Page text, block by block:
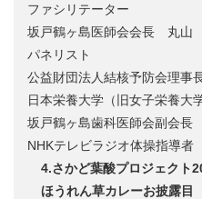
ファシリテーター
坂戸鶴ヶ島医師会会長 丸山
パネリスト
公益財団法人結核予防会理
日本栄養大学（旧女子栄養
坂戸鶴ヶ島歯科医師会副会
NHKテレビラジオ体操指導
4.さかど葉酸プロジェク
ほうれん草カレーお披露目